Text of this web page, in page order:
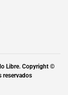
Libre. Copyright ©
reservados